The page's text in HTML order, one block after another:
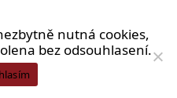
nutná cookies,
bez odsouhlasení.